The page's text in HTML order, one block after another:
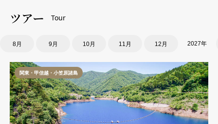
ツアー Tour
8月 9月 10月 11月 12月 2027年
関東・甲信越・小笠原諸島